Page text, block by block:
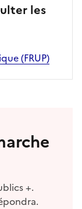
les
(FRUP)
+.